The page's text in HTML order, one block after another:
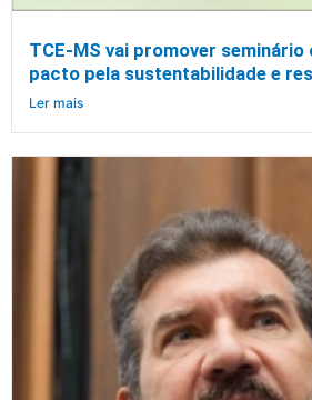
TCE-MS vai promover
pacto pela sustentabilidade e
Ler mais